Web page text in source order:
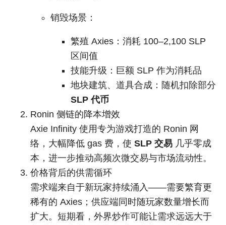
销毁场景：
繁殖 Axies：消耗 100–2,100 SLP
区间值
技能升级：巨额 SLP 作为消耗品
地块建筑、道具合成：随机扣除部分
SLP 代币
Ronin 侧链的降本增效
Axie Infinity 使用专为游戏打造的 Ronin 网
络，大幅降低 gas 费，使 SLP 交易 几乎零成
本，进一步推动高频次微交易与市场流动性。
价格背后的供需循环
需求端来自于新玩家持续涌入——需要繁育更
稀有的 Axies；供应端同时随玩家数量增长而
扩大。短期看，外界炒作可能让需求远远大于